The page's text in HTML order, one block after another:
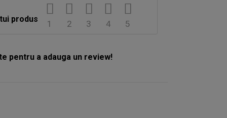
produs 5
4
3
2
1
pentru a adauga un review!